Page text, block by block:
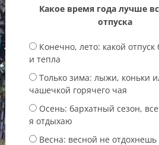
Какое время года лучше
отпуска
Конечно, лето: какой отпуск
и тепла
Только зима: лыжи, коньки
чашечкой горячего чая
Осень: бархатный сезон,
я отдыхаю
Весна: весной не отдохнешь